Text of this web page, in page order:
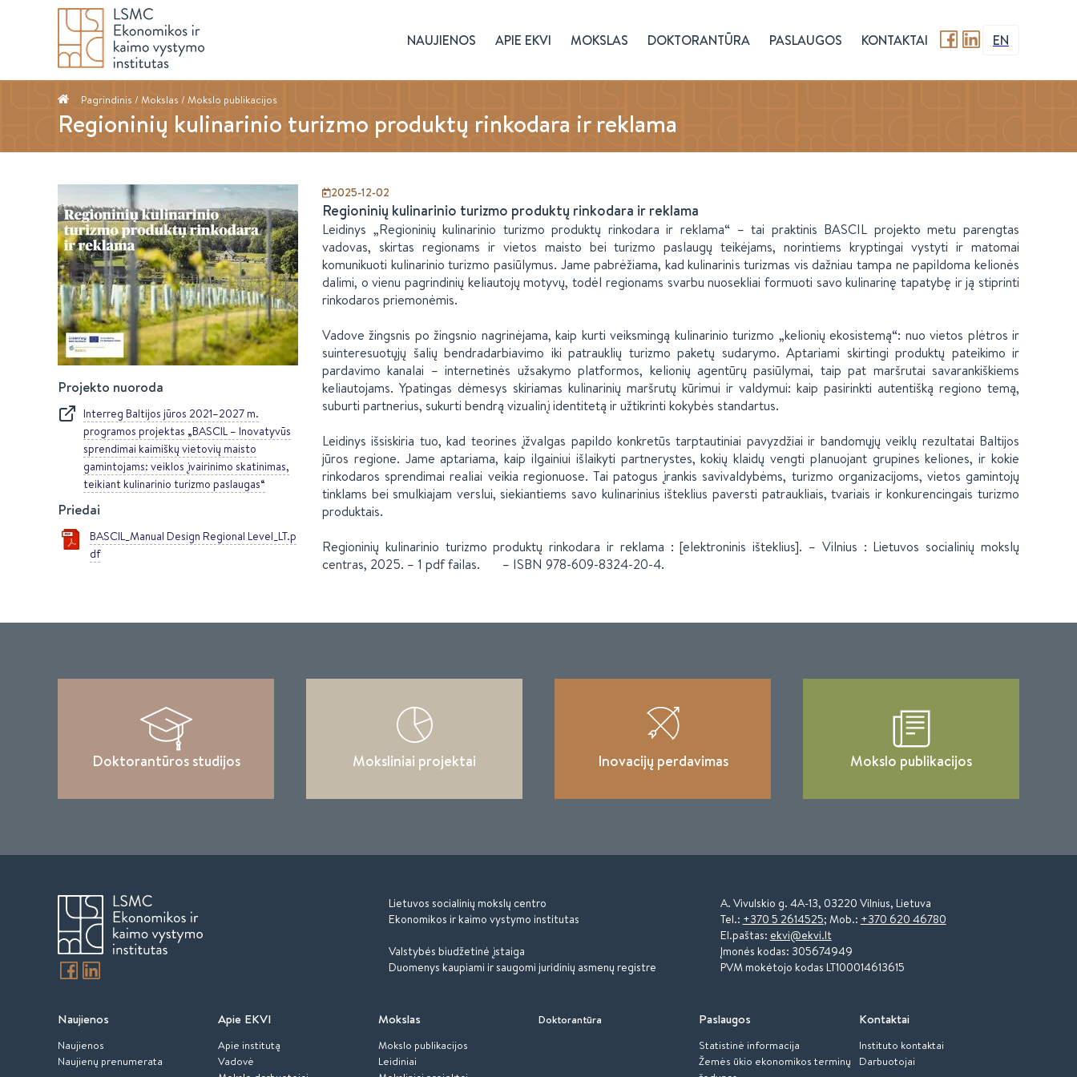
NAUJIENOS APIE EKVI MOKSLAS DOKTORANTŪRA PASLAUGOS KONTAKTAI EN
Pagrindinis / Mokslas / Mokslo publikacijos
Regioninių kulinarinio turizmo produktų rinkodara ir reklama
Projekto nuoroda
Interreg Baltijos jūros 2021–2027 m.
programos projektas „BASCIL – Inovatyvūs
sprendimai kaimiškų vietovių maisto
gamintojams: veiklos įvairinimo skatinimas,
teikiant kulinarinio turizmo paslaugas“
Priedai
BASCIL_Manual Design Regional Level_LT.p
df
2025-12-02
Regioninių kulinarinio turizmo produktų rinkodara ir reklama
Leidinys „Regioninių kulinarinio turizmo produktų rinkodara ir reklama“ – tai praktinis BASCIL projekto metu parengtas
vadovas, skirtas regionams ir vietos maisto bei turizmo paslaugų teikėjams, norintiems kryptingai vystyti ir matomai
komunikuoti kulinarinio turizmo pasiūlymus. Jame pabrėžiama, kad kulinarinis turizmas vis dažniau tampa ne papildoma kelionės
dalimi, o vienu pagrindinių keliautojų motyvų, todėl regionams svarbu nuosekliai formuoti savo kulinarinę tapatybę ir ją stiprinti
rinkodaros priemonėmis.
Vadove žingsnis po žingsnio nagrinėjama, kaip kurti veiksmingą kulinarinio turizmo „kelionių ekosistemą“: nuo vietos plėtros ir
suinteresuotųjų šalių bendradarbiavimo iki patrauklių turizmo paketų sudarymo. Aptariami skirtingi produktų pateikimo ir
pardavimo kanalai – internetinės užsakymo platformos, kelionių agentūrų pasiūlymai, taip pat maršrutai savarankiškiems
keliautojams. Ypatingas dėmesys skiriamas kulinarinių maršrutų kūrimui ir valdymui: kaip pasirinkti autentišką regiono temą,
suburti partnerius, sukurti bendrą vizualinį identitetą ir užtikrinti kokybės standartus.
Leidinys išsiskiria tuo, kad teorines įžvalgas papildo konkretūs tarptautiniai pavyzdžiai ir bandomųjų veiklų rezultatai Baltijos
jūros regione. Jame aptariama, kaip ilgainiui išlaikyti partnerystes, kokių klaidų vengti planuojant grupines keliones, ir kokie
rinkodaros sprendimai realiai veikia regionuose. Tai patogus įrankis savivaldybėms, turizmo organizacijoms, vietos gamintojų
tinklams bei smulkiajam verslui, siekiantiems savo kulinarinius išteklius paversti patraukliais, tvariais ir konkurencingais turizmo
produktais.
Regioninių kulinarinio turizmo produktų rinkodara ir reklama : [elektroninis išteklius]. – Vilnius : Lietuvos socialinių mokslų
centras, 2025. – 1 pdf failas. – ISBN 978-609-8324-20-4.
Doktorantūros studijos Moksliniai projektai Inovacijų perdavimas Mokslo publikacijos
Lietuvos socialinių mokslų centro
Ekonomikos ir kaimo vystymo institutas
Valstybės biudžetinė įstaiga
Duomenys kaupiami ir saugomi juridinių asmenų registre
A. Vivulskio g. 4A-13, 03220 Vilnius, Lietuva
Tel.: +370 5 2614525; Mob.: +370 620 46780
El.paštas: ekvi@ekvi.lt
Įmonės kodas: 305674949
PVM mokėtojo kodas LT100014613615
Naujienos
Naujienos
Naujienų prenumerata
Apie EKVI
Apie institutą
Vadovė
Mokslas
Mokslo publikacijos
Leidiniai
Doktorantūra Paslaugos
Statistinė informacija
Žemės ūkio ekonomikos terminų
Kontaktai
Instituto kontaktai
Darbuotojai